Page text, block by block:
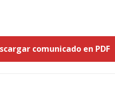
comunicado en PDF